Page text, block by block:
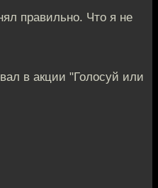
правильно. Что я не
в акции "Голосуй или